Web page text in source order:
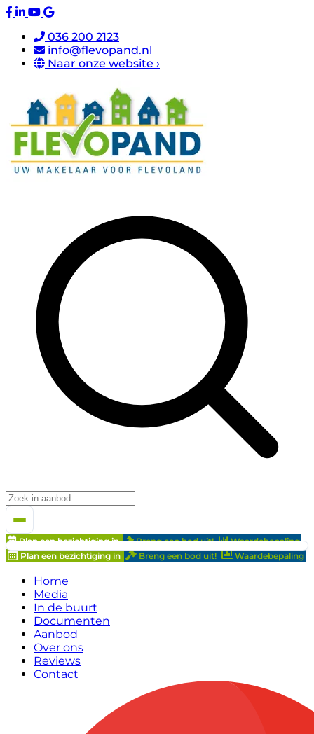
036 200 2123
info@flevopand.nl
Naar onze website ›
Plan een bezichtiging in Breng een bod uit!
Waardebepaling
Plan een bezichtiging in
Breng een bod uit! Waardebepaling
Home
Media
In de buurt
Documenten
Aanbod
Over ons
Reviews
Contact